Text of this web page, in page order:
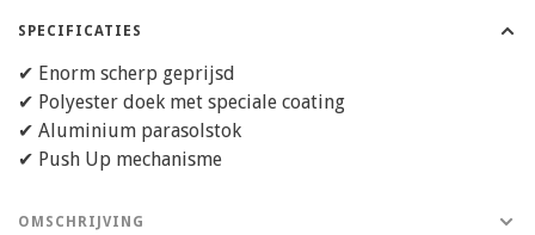
SPECIFICATIES
✔ Enorm scherp geprijsd
✔ Polyester doek met speciale coating
✔ Aluminium parasolstok
✔ Push Up mechanisme
OMSCHRIJVING